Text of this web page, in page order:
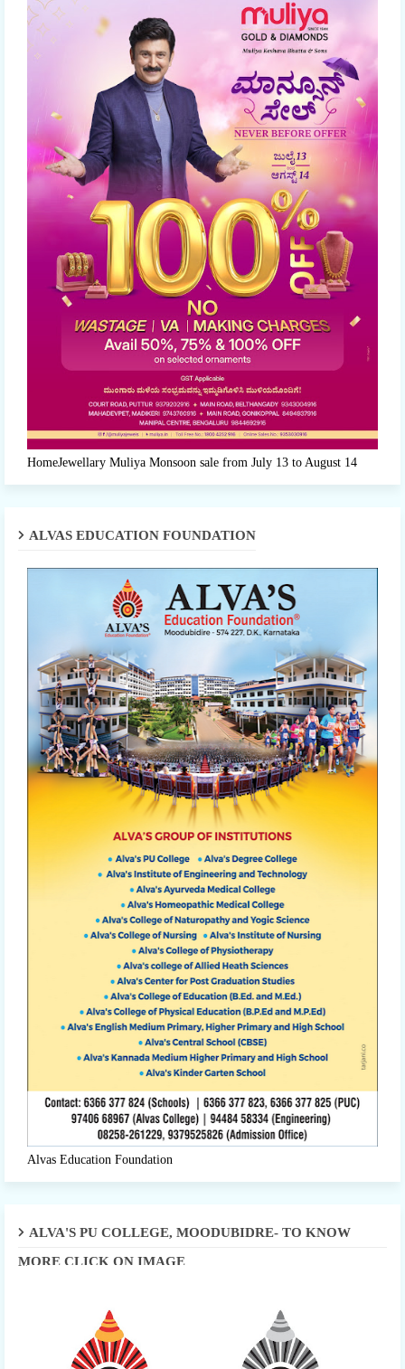
HomeJewellary Muliya Monsoon sale from July 13 to August 14
ALVAS EDUCATION FOUNDATION
Alvas Education Foundation
ALVA'S PU COLLEGE, MOODUBIDRE- TO KNOW
MORE CLICK ON IMAGE